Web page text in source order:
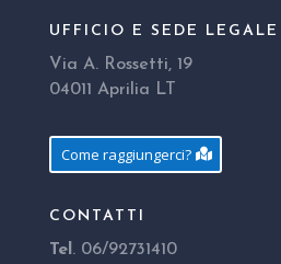
UFFICIO E SEDE LEGALE
Via A. Rossetti, 19
04011 Aprilia LT
Come raggiungerci?
CONTATTI
Tel . 06/92731410